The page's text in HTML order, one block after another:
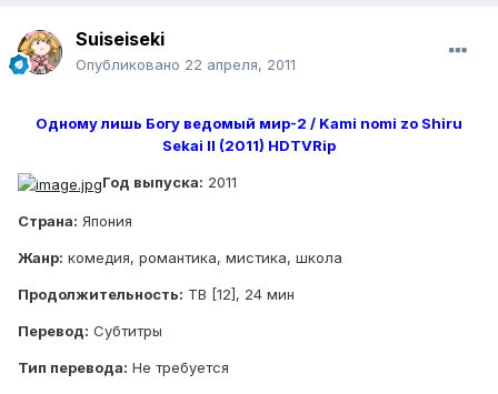
Suiseiseki
Опубликовано 22 апреля, 2011
Одному лишь Богу ведомый мир-2 / Kami nomi zo Shiru
Sekai II (2011) HDTVRip
Год выпуска: 2011
Страна: Япония
Жанр: комедия, романтика, мистика, школа
Продолжительность: ТВ [12], 24 мин
Перевод: Субтитры
Тип перевода: Не требуется